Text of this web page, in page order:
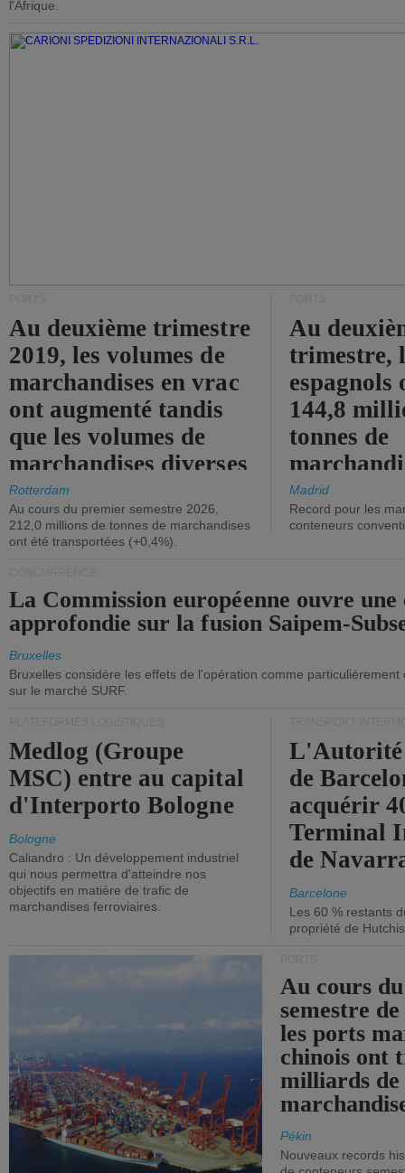
l'Afrique.
Au deuxième trimestre
2019, les volumes de
marchandises en vrac
ont augmenté tandis
que les volumes de
marchandises diverses
ont diminué.
Rotterdam
Au cours du premier semestre 2026,
212,0 millions de tonnes de marchandises
ont été transportées (+0,4%).
Au
trimestre,
144,8
tonnes de
(+2,9%).
Madrid
Record pour les
conteneurs
La Commission européenne ouvre une
approfondie sur la fusion Saipem-
Bruxelles
Bruxelles considère les effets de l'opération comme
sur le marché SURF.
Medlog (Groupe
MSC) entre au capital
d'Interporto Bologne
Bologne
Caliandro : Un développement industriel
qui nous permettra d'atteindre nos
objectifs en matière de trafic de
marchandises ferroviaires.
de
acquérir
Terminal
de
Barcelone
Les 60 % restants
propriété de
Au cours
semestre
les ports
chinois ont
milliards de
Pékin
Nouveaux records